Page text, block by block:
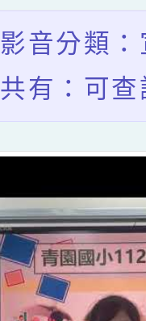
影音分類
共有：可查